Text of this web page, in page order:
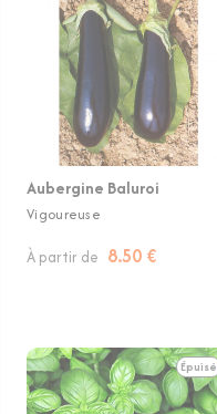
Aubergine Baluroi
Vigoureuse
À partir de 8.50 €
Épuisé